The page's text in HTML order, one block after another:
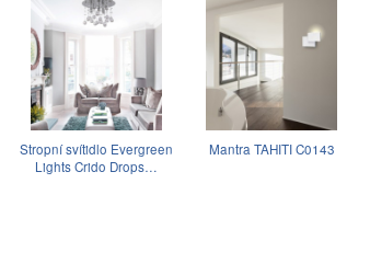
Stropní svítidlo Evergreen
Lights Crido Drops…
Mantra TAHITI C0143